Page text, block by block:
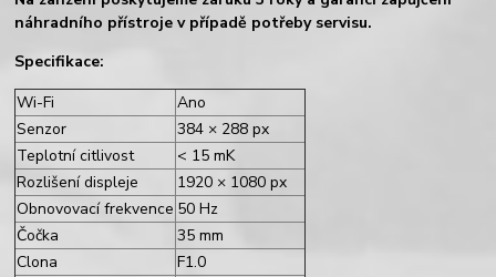
náhradního přístroje v případě potřeby servisu.
Specifikace:
Wi-Fi
Ano
Senzor
384 × 288 px
Teplotní citlivost
< 15 mK
Rozlišení displeje
1920 × 1080 px
Obnovovací frekvence 50 Hz
Čočka
35 mm
Clona
F1.0